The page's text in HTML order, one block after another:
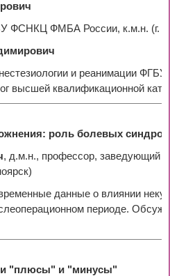
ФСНКЦ ФМБА России, к.м.н. (г.
и реанимации
высшей квалификационной
роль болевых
, д.м.н., профессор, заведующий
данные о влиянии
периоде.
"плюсы" и "минусы"